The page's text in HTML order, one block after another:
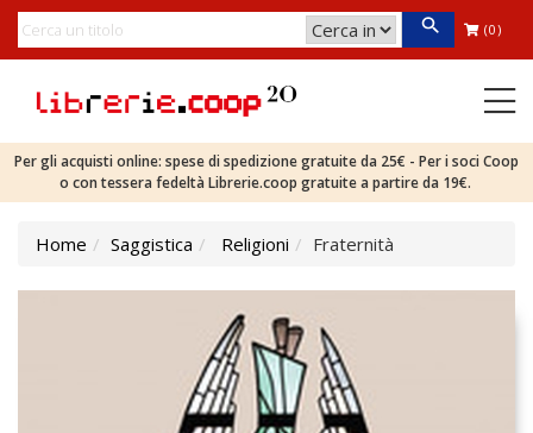
(0)
Per gli acquisti online: spese di spedizione gratuite da 25€ - Per i soci Coop
o con tessera fedeltà Librerie.coop gratuite a partire da 19€.
Home Saggistica Religioni Fraternità